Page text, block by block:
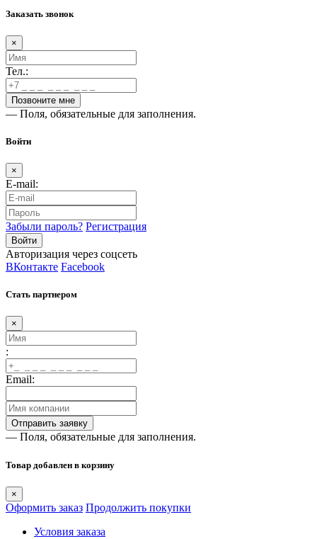
Заказать звонок
×
Тел.:
— Поля, обязательные для заполнения.
Войти
×
E-mail:
Забыли пароль? Регистрация
Авторизация через соцсеть
ВКонтакте Facebook
Стать партнером
×
:
Email:
— Поля, обязательные для заполнения.
Товар добавлен в корзину
×
Оформить заказ Продолжить покупки
Условия заказа